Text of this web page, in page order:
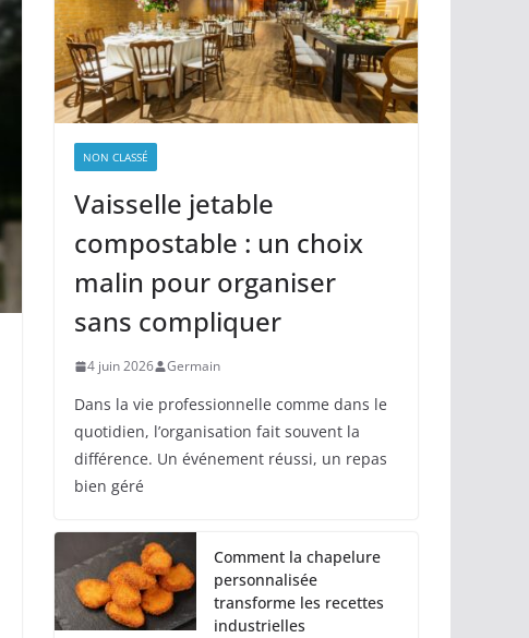
NON CLASSÉ
Vaisselle jetable
compostable : un choix
malin pour organiser
sans compliquer
4 juin 2026 Germain
Dans la vie professionnelle comme dans le
quotidien, l’organisation fait souvent la
différence. Un événement réussi, un repas
bien géré
Comment la chapelure
personnalisée
transforme les recettes
industrielles